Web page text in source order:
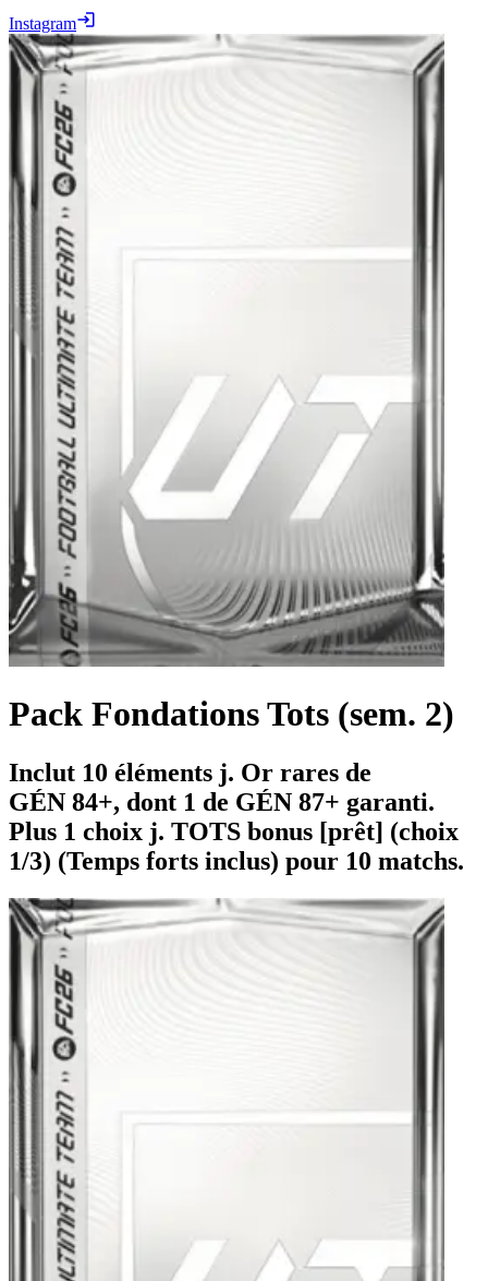
Instagram
Pack Fondations Tots (sem. 2)
Inclut 10 éléments j. Or rares de
GÉN 84+, dont 1 de GÉN 87+ garanti.
Plus 1 choix j. TOTS bonus [prêt] (choix
1/3) (Temps forts inclus) pour 10 matchs.